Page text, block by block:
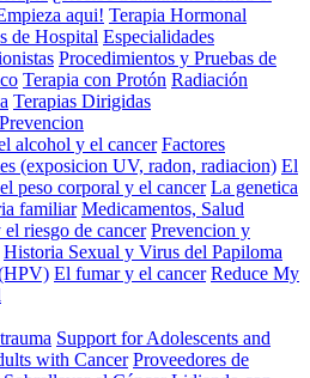
aqui! Terapia Hormonal
de Hospital Especialidades
Procedimientos y Pruebas de
Terapia con Protón Radiación
Terapias Dirigidas
alcohol y el cancer Factores
(exposicion UV, radon, radiacion) El
peso corporal y el cancer La genetica
familiar Medicamentos, Salud
riesgo de cancer Prevencion y
Historia Sexual y Virus del Papiloma
El fumar y el cancer Reduce My
Support for Adolescents and
with Cancer Proveedores de